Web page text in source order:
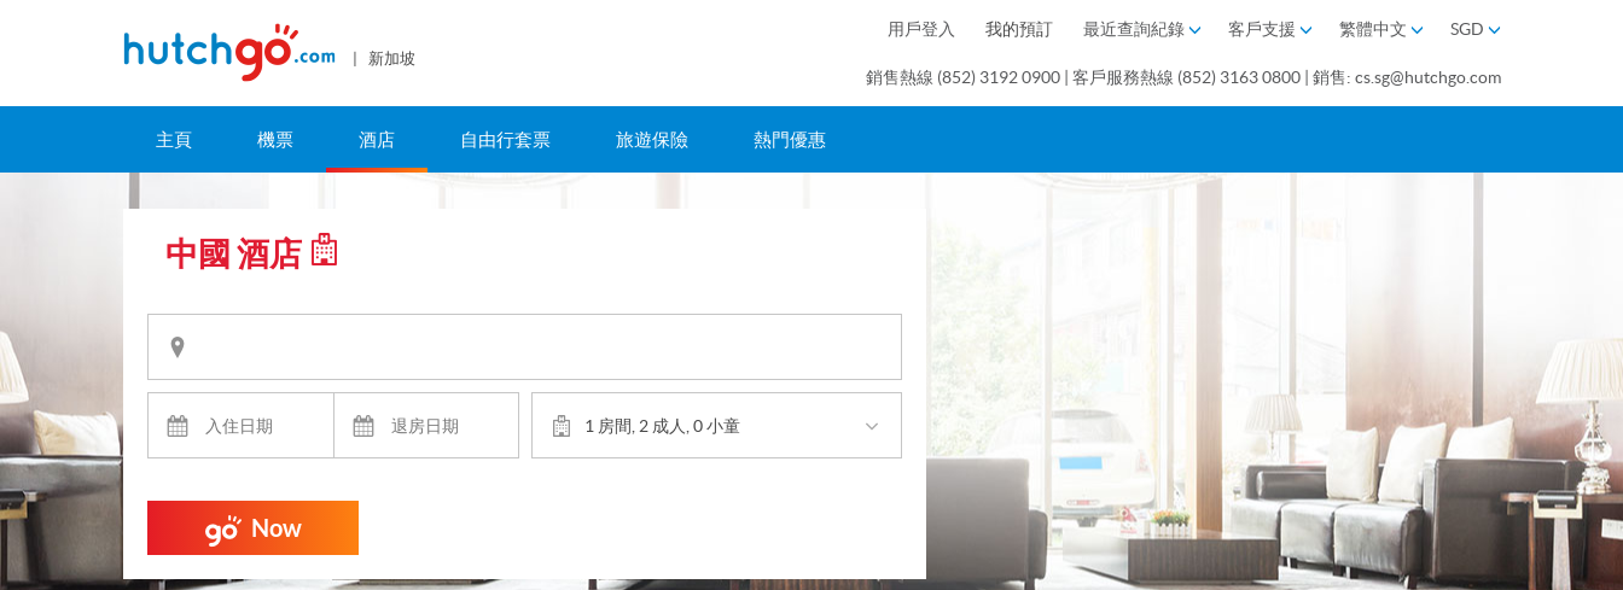
| 新加坡
用戶登入 我的預訂 最近查詢紀錄 客戶支援 繁體中文 SGD
銷售熱線 (852) 3192 0900 | 客戶服務熱線 (852) 3163 0800 | 銷售: cs.sg@hutchgo.com
主頁 機票 酒店 自由行套票 旅遊保險 熱門優惠
中國 酒店
1 房間, 2 成人, 0 小童
Now